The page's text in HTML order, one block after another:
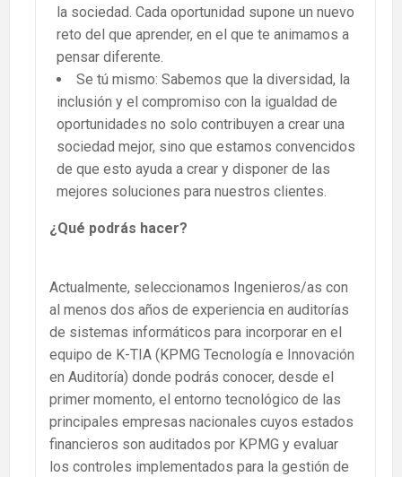
la sociedad. Cada oportunidad supone un nuevo
reto del que aprender, en el que te animamos a
pensar diferente.
Se tú mismo: Sabemos que la diversidad, la
inclusión y el compromiso con la igualdad de
oportunidades no solo contribuyen a crear una
sociedad mejor, sino que estamos convencidos
de que esto ayuda a crear y disponer de las
mejores soluciones para nuestros clientes.
¿Qué podrás hacer?
Actualmente, seleccionamos Ingenieros/as con
al menos dos años de experiencia en auditorías
de sistemas informáticos para incorporar en el
equipo de K-TIA (KPMG Tecnología e Innovación
en Auditoría) donde podrás conocer, desde el
primer momento, el entorno tecnológico de las
principales empresas nacionales cuyos estados
financieros son auditados por KPMG y evaluar
los controles implementados para la gestión de